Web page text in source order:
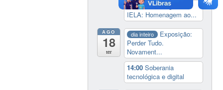
19:00 Aula Magna do
IELA: Homenagem ao...
AGO
18
ter
dia inteiro
Exposição:
Perder Tudo.
Novament...
14:00Soberania
tecnológica e digital